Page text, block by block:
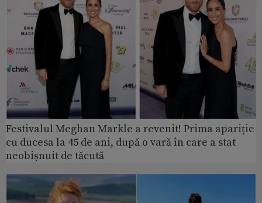
Festivalul Meghan Markle a revenit! Prima apariție
cu ducesa la 45 de ani, după o vară în care a stat
neobișnuit de tăcută